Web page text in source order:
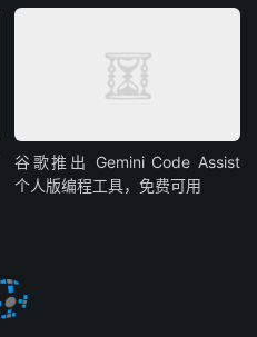
谷歌推出 Gemini Code Assist
个人版编程工具，免费可用